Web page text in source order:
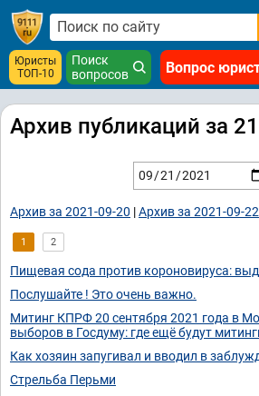
Юристы
ТОП-10
Поиск
вопросов
Вопрос
Архив публикаций за
Архив за 2021-09-20 |Архив за 2021-09-22
1 2
Пищевая сода против короновируса:
Послушайте ! Это очень важно.
Митинг КПРФ 20 сентября 2021 года в
выборов в Госдуму: где ещё будут
Как хозяин запугивал и вводил в
Стрельба Перьми